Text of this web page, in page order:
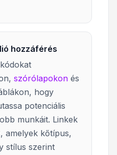
hozzáférés
szórólapokon és
hogy
potenciális
munkáit. Linkek
amelyek kőtípus,
stílus szerint